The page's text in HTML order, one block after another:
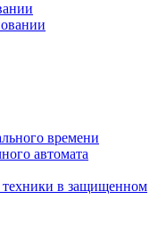
времени
автомата
техники в защищенном